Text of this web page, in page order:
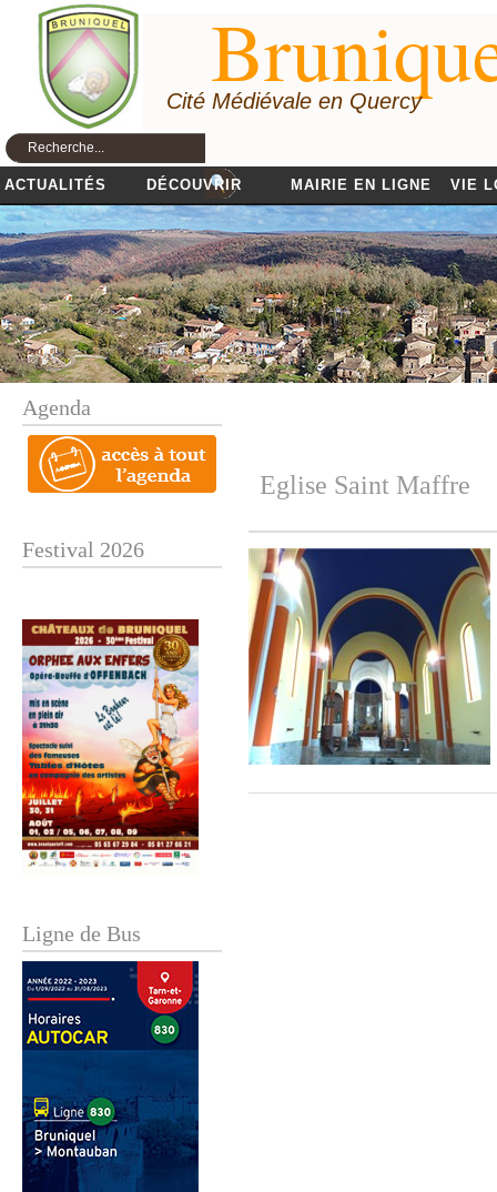
Cité Médiévale en Quercy
ACTUALITÉS DÉCOUVRIR MAIRIE EN LIGNE VIE
Agenda
Festival 2026
Ligne de Bus
Eglise Saint Maffre